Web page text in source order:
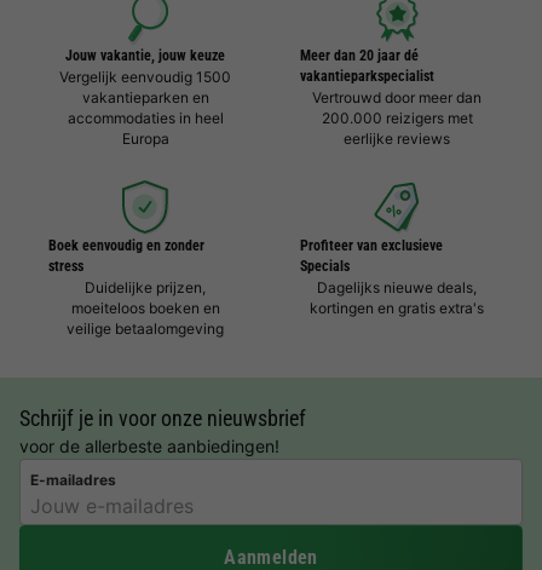
Jouw vakantie, jouw keuze
Vergelijk eenvoudig 1500
vakantieparken en
accommodaties in heel
Europa
Meer dan 20 jaar dé
vakantieparkspecialist
Vertrouwd door meer dan
200.000 reizigers met
eerlijke reviews
Boek eenvoudig en zonder
stress
Duidelijke prijzen,
moeiteloos boeken en
veilige betaalomgeving
Profiteer van exclusieve
Specials
Dagelijks nieuwe deals,
kortingen en gratis extra's
Schrijf je in voor onze nieuwsbrief
voor de allerbeste aanbiedingen!
E-mailadres
Aanmelden